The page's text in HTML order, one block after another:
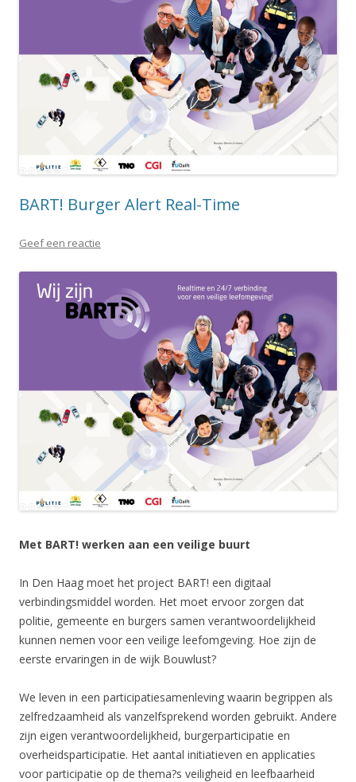
BART! Burger Alert Real-Time
Geef een reactie
Met BART! werken aan een veilige buurt
In Den Haag moet het project BART! een digitaal
verbindingsmiddel worden. Het moet ervoor zorgen dat
politie, gemeente en burgers samen verantwoordelijkheid
kunnen nemen voor een veilige leefomgeving. Hoe zijn de
eerste ervaringen in de wijk Bouwlust?
We leven in een participatiesamenleving waarin begrippen als
zelfredzaamheid als vanzelfsprekend worden gebruikt. Andere
zijn eigen verantwoordelijkheid, burgerparticipatie en
overheidsparticipatie. Het aantal initiatieven en applicaties
voor participatie op de thema?s veiligheid en leefbaarheid